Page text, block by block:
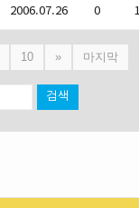
2006.07.26 0
10 » 마지막
검색